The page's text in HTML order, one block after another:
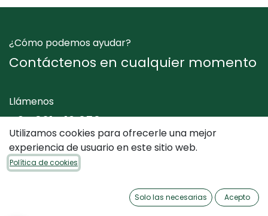
¿Cómo podemos ayudar?
Contáctenos en cualquier momento
Llámenos
+34 961 412 050
Envíenos un mensaje
Utilizamos cookies para ofrecerle una mejor
experiencia de usuario en este sitio web.
Política de cookies
Solo las necesarias Acepto